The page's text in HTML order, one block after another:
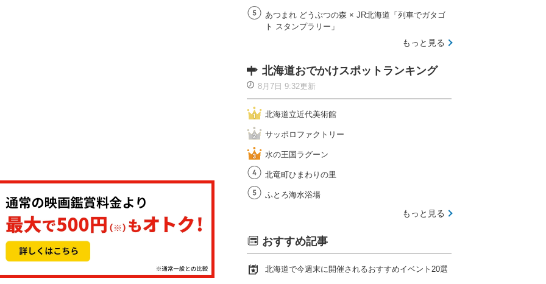
あつまれ どうぶつの森 × JR北海道「列車でガタゴ
ト スタンプラリー」
もっと見る
北海道おでかけスポットランキング
8月7日 9:32更新
北海道立近代美術館
サッポロファクトリー
水の王国ラグーン
北竜町ひまわりの里
ふとろ海水浴場
もっと見る
おすすめ記事
北海道で今週末に開催されるおすすめイベント20選